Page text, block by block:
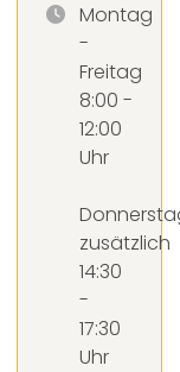
Montag
-
Freitag
8:00 -
12:00
Uhr
zusätzlich
14:30
-
17:30
Uhr